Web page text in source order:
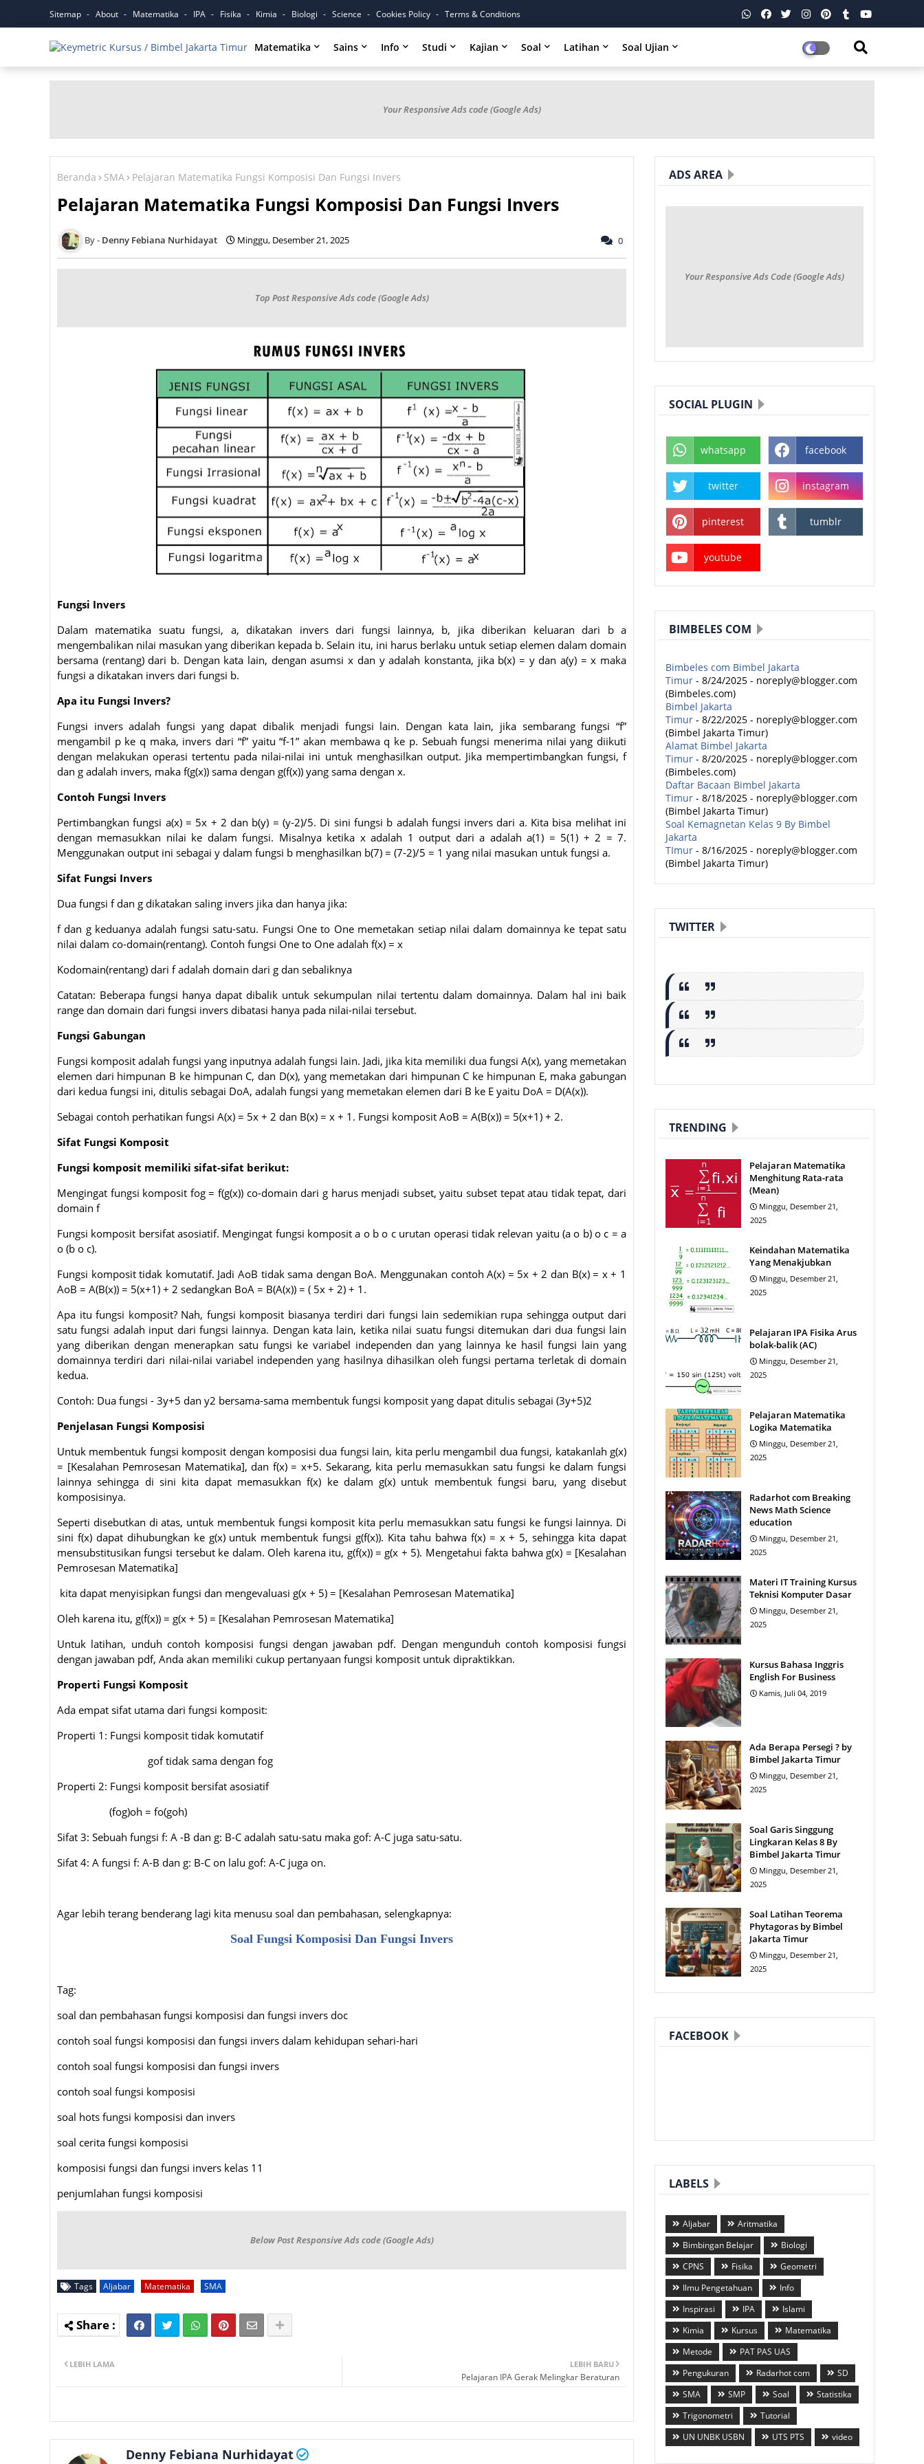
Sitemap About Matematika IPA Fisika Kimia Biologi Science Cookies Policy Terms & Conditions
Matematika Sains Info Studi Kajian Soal Latihan Soal Ujian
Your Responsive Ads code (Google Ads)
Beranda SMA Pelajaran Matematika Fungsi Komposisi Dan Fungsi Invers
Pelajaran Matematika Fungsi Komposisi Dan Fungsi Invers
Denny Febiana Nurhidayat Minggu, Desember 21, 2025 0
Top Post Responsive Ads code (Google Ads)
Fungsi Invers
Dalam matematika suatu fungsi, a, dikatakan invers dari fungsi lainnya, b, jika diberikan keluaran dari b a
mengembalikan nilai masukan yang diberikan kepada b. Selain itu, ini harus berlaku untuk setiap elemen dalam domain
bersama (rentang) dari b. Dengan kata lain, dengan asumsi x dan y adalah konstanta, jika b(x) = y dan a(y) = x maka
fungsi a dikatakan invers dari fungsi b.
Apa itu Fungsi Invers?
Fungsi invers adalah fungsi yang dapat dibalik menjadi fungsi lain. Dengan kata lain, jika sembarang fungsi “f”
mengambil p ke q maka, invers dari “f” yaitu “f-1” akan membawa q ke p. Sebuah fungsi menerima nilai yang diikuti
dengan melakukan operasi tertentu pada nilai-nilai ini untuk menghasilkan output. Jika mempertimbangkan fungsi, f
dan g adalah invers, maka f(g(x)) sama dengan g(f(x)) yang sama dengan x.
Contoh Fungsi Invers
Pertimbangkan fungsi a(x) = 5x + 2 dan b(y) = (y-2)/5. Di sini fungsi b adalah fungsi invers dari a. Kita bisa melihat ini
dengan memasukkan nilai ke dalam fungsi. Misalnya ketika x adalah 1 output dari a adalah a(1) = 5(1) + 2 = 7.
Menggunakan output ini sebagai y dalam fungsi b menghasilkan b(7) = (7-2)/5 = 1 yang nilai masukan untuk fungsi a.
Sifat Fungsi Invers
Dua fungsi f dan g dikatakan saling invers jika dan hanya jika:
f dan g keduanya adalah fungsi satu-satu. Fungsi One to One memetakan setiap nilai dalam domainnya ke tepat satu
nilai dalam co-domain(rentang). Contoh fungsi One to One adalah f(x) = x
Kodomain(rentang) dari f adalah domain dari g dan sebaliknya
Catatan: Beberapa fungsi hanya dapat dibalik untuk sekumpulan nilai tertentu dalam domainnya. Dalam hal ini baik
range dan domain dari fungsi invers dibatasi hanya pada nilai-nilai tersebut.
Fungsi Gabungan
Fungsi komposit adalah fungsi yang inputnya adalah fungsi lain. Jadi, jika kita memiliki dua fungsi A(x), yang memetakan
elemen dari himpunan B ke himpunan C, dan D(x), yang memetakan dari himpunan C ke himpunan E, maka gabungan
dari kedua fungsi ini, ditulis sebagai DoA, adalah fungsi yang memetakan elemen dari B ke E yaitu DoA = D(A(x)).
Sebagai contoh perhatikan fungsi A(x) = 5x + 2 dan B(x) = x + 1. Fungsi komposit AoB = A(B(x)) = 5(x+1) + 2.
Sifat Fungsi Komposit
Fungsi komposit memiliki sifat-sifat berikut:
Mengingat fungsi komposit fog = f(g(x)) co-domain dari g harus menjadi subset, yaitu subset tepat atau tidak tepat, dari
domain f
Fungsi komposit bersifat asosiatif. Mengingat fungsi komposit a o b o c urutan operasi tidak relevan yaitu (a o b) o c = a
o (b o c).
Fungsi komposit tidak komutatif. Jadi AoB tidak sama dengan BoA. Menggunakan contoh A(x) = 5x + 2 dan B(x) = x + 1
AoB = A(B(x)) = 5(x+1) + 2 sedangkan BoA = B(A(x)) = ( 5x + 2) + 1.
Apa itu fungsi komposit? Nah, fungsi komposit biasanya terdiri dari fungsi lain sedemikian rupa sehingga output dari
satu fungsi adalah input dari fungsi lainnya. Dengan kata lain, ketika nilai suatu fungsi ditemukan dari dua fungsi lain
yang diberikan dengan menerapkan satu fungsi ke variabel independen dan yang lainnya ke hasil fungsi lain yang
domainnya terdiri dari nilai-nilai variabel independen yang hasilnya dihasilkan oleh fungsi pertama terletak di domain
kedua.
Contoh: Dua fungsi - 3y+5 dan y2 bersama-sama membentuk fungsi komposit yang dapat ditulis sebagai (3y+5)2
Penjelasan Fungsi Komposisi
Untuk membentuk fungsi komposit dengan komposisi dua fungsi lain, kita perlu mengambil dua fungsi, katakanlah g(x)
= [Kesalahan Pemrosesan Matematika], dan f(x) = x+5. Sekarang, kita perlu memasukkan satu fungsi ke dalam fungsi
lainnya sehingga di sini kita dapat memasukkan f(x) ke dalam g(x) untuk membentuk fungsi baru, yang disebut
komposisinya.
Seperti disebutkan di atas, untuk membentuk fungsi komposit kita perlu memasukkan satu fungsi ke fungsi lainnya. Di
sini f(x) dapat dihubungkan ke g(x) untuk membentuk fungsi g(f(x)). Kita tahu bahwa f(x) = x + 5, sehingga kita dapat
mensubstitusikan fungsi tersebut ke dalam. Oleh karena itu, g(f(x)) = g(x + 5). Mengetahui fakta bahwa g(x) = [Kesalahan
Pemrosesan Matematika]
kita dapat menyisipkan fungsi dan mengevaluasi g(x + 5) = [Kesalahan Pemrosesan Matematika]
Oleh karena itu, g(f(x)) = g(x + 5) = [Kesalahan Pemrosesan Matematika]
Untuk latihan, unduh contoh komposisi fungsi dengan jawaban pdf. Dengan mengunduh contoh komposisi fungsi
dengan jawaban pdf, Anda akan memiliki cukup pertanyaan fungsi komposit untuk dipraktikkan.
Properti Fungsi Komposit
Ada empat sifat utama dari fungsi komposit:
Properti 1: Fungsi komposit tidak komutatif
gof tidak sama dengan fog
Properti 2: Fungsi komposit bersifat asosiatif
(fog)oh = fo(goh)
Sifat 3: Sebuah fungsi f: A -B dan g: B-C adalah satu-satu maka gof: A-C juga satu-satu.
Sifat 4: A fungsi f: A-B dan g: B-C on lalu gof: A-C juga on.
Agar lebih terang benderang lagi kita menusu soal dan pembahasan, selengkapnya:
Soal Fungsi Komposisi Dan Fungsi Invers
Tag:
soal dan pembahasan fungsi komposisi dan fungsi invers doc
contoh soal fungsi komposisi dan fungsi invers dalam kehidupan sehari-hari
contoh soal fungsi komposisi dan fungsi invers
contoh soal fungsi komposisi
soal hots fungsi komposisi dan invers
soal cerita fungsi komposisi
komposisi fungsi dan fungsi invers kelas 11
penjumlahan fungsi komposisi
Below Post Responsive Ads code (Google Ads)
Tags Aljabar Matematika SMA
LEBIH BARU
Pelajaran IPA Gerak Melingkar Beraturan
LEBIH LAMA
Denny Febiana Nurhidayat
ADS AREA
Your Responsive Ads Code (Google Ads)
SOCIAL PLUGIN
whatsapp facebook
twitter instagram
pinterest tumblr
youtube
BIMBELES COM
Bimbeles com Bimbel Jakarta
Timur - 8/24/2025 - noreply@blogger.com
(Bimbeles.com)
Bimbel Jakarta
Timur - 8/22/2025 - noreply@blogger.com
(Bimbel Jakarta Timur)
Alamat Bimbel Jakarta
Timur - 8/20/2025 - noreply@blogger.com
(Bimbeles.com)
Daftar Bacaan Bimbel Jakarta
Timur - 8/18/2025 - noreply@blogger.com
(Bimbel Jakarta Timur)
Soal Kemagnetan Kelas 9 By Bimbel
Jakarta
TImur - 8/16/2025 - noreply@blogger.com
(Bimbel Jakarta Timur)
TWITTER
TRENDING
Pelajaran Matematika
Menghitung Rata-rata
(Mean)
Minggu, Desember 21,
2025
Keindahan Matematika
Yang Menakjubkan
Minggu, Desember 21,
2025
Pelajaran IPA Fisika Arus
bolak-balik (AC)
Minggu, Desember 21,
2025
Pelajaran Matematika
Logika Matematika
Minggu, Desember 21,
2025
Radarhot com Breaking
News Math Science
education
Minggu, Desember 21,
2025
Materi IT Training Kursus
Teknisi Komputer Dasar
Minggu, Desember 21,
2025
Kursus Bahasa Inggris
English For Business
Kamis, Juli 04, 2019
Ada Berapa Persegi ? by
Bimbel Jakarta Timur
Minggu, Desember 21,
2025
Soal Garis Singgung
Lingkaran Kelas 8 By
Bimbel Jakarta Timur
Minggu, Desember 21,
2025
Soal Latihan Teorema
Phytagoras by Bimbel
Jakarta Timur
Minggu, Desember 21,
2025
FACEBOOK
LABELS
Aljabar
Aritmatika
Bimbingan Belajar
Biologi
CPNS
Fisika
Geometri
Ilmu Pengetahuan
Info
Inspirasi
IPA
Islami
Kimia
Kursus
Matematika
Metode
PAT PAS UAS
Pengukuran
Radarhot com
SD
SMA
SMP Soal
Statistika
Trigonometri
Tutorial
UN UNBK USBN
UTS PTS video